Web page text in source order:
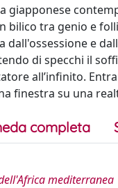
giapponese
bilico tra genio e
dall'ossessione e
di specchi il
all’infinito.
finestra su una
completa
mediterranea